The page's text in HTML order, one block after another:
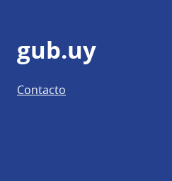
Pie
de
página
gub.uy
Contacto